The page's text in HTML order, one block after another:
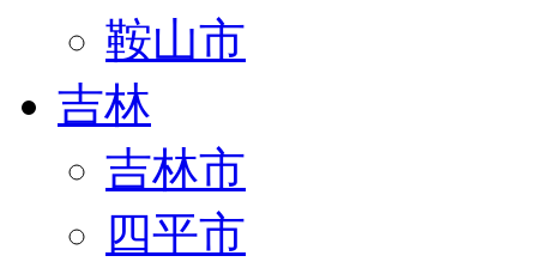
鞍山市
吉林
吉林市
四平市